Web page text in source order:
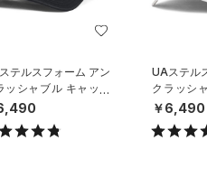
テルスフォーム アン
ッシャブル キャップ
イフスタイル/UNISE
UAステル
クラッシ
（ライフ
￥6,490